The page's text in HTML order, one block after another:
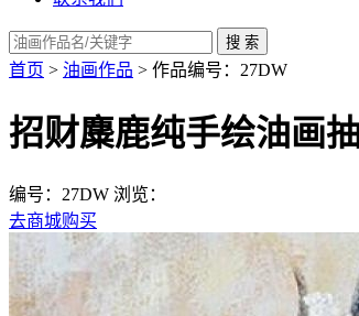
首页 > 油画作品 > 作品编号：27DW
招财麋鹿纯手绘油画
编号：27DW 浏览：
去商城购买